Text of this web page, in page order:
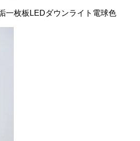
一枚板LEDダウンライト電球色